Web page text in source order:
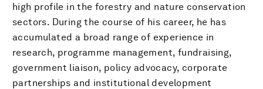
high profile in the forestry and nature conservation
sectors. During the course of his career, he has
accumulated a broad range of experience in
research, programme management, fundraising,
government liaison, policy advocacy, corporate
partnerships and institutional development